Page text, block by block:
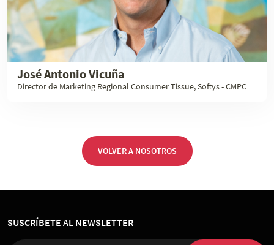
José Antonio Vicuña
Director de Marketing Regional Consumer Tissue, Softys - CMPC
VOLVER A NOSOTROS
SUSCRÍBETE AL NEWSLETTER